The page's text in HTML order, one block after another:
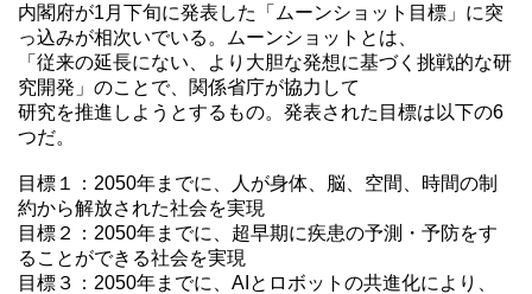
内閣府が1月下旬に発表した「ムーンショット目標」に突
っ込みが相次いでいる。ムーンショットとは、
「従来の延長にない、より大胆な発想に基づく挑戦的な研
究開発」のことで、関係省庁が協力して
研究を推進しようとするもの。発表された目標は以下の6
つだ。
目標１：2050年までに、人が身体、脳、空間、時間の制
約から解放された社会を実現
目標２：2050年までに、超早期に疾患の予測・予防をす
ることができる社会を実現
目標３：2050年までに、AIとロボットの共進化により、